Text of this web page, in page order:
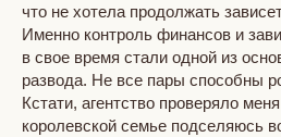
что не хотела продолжать
Именно контроль финансов и
в свое время стали одной из
развода. Не все пары способны
Кстати, агентство проверяло
королевской семье подселяюсь